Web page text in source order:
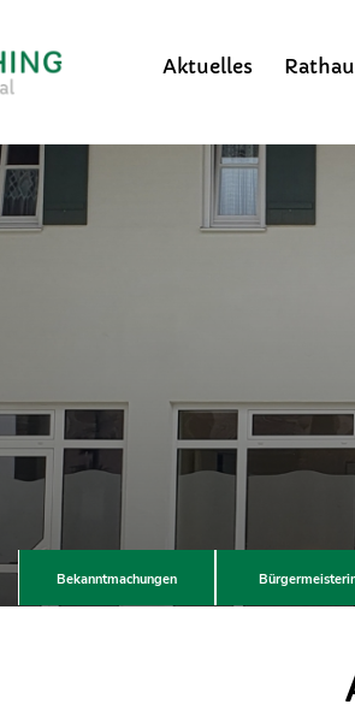
Aktuelles
Bekanntmachungen